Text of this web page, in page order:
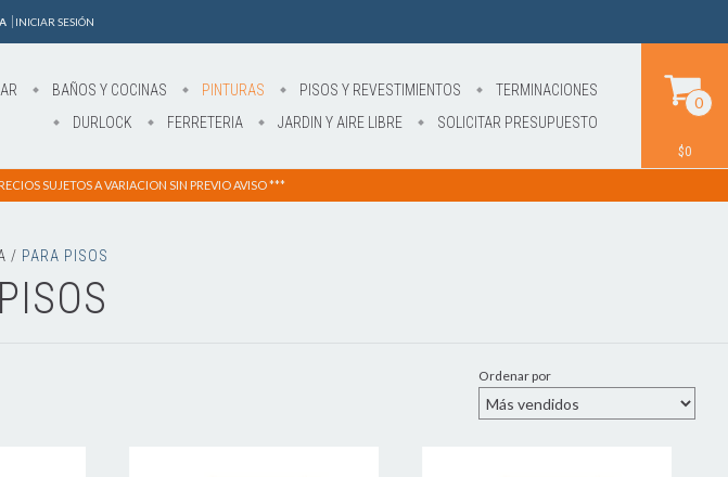
INICIAR SESIÓN
BAÑOS Y COCINAS PINTURAS PISOS Y REVESTIMIENTOS
TERMINACIONES
DURLOCK
FERRETERIA JARDIN Y AIRE LIBRE SOLICITAR PRESUPUESTO
0
$0
SUJETOS A VARIACION SIN PREVIO AVISO ***
/ PARA PISOS
Ordenar por